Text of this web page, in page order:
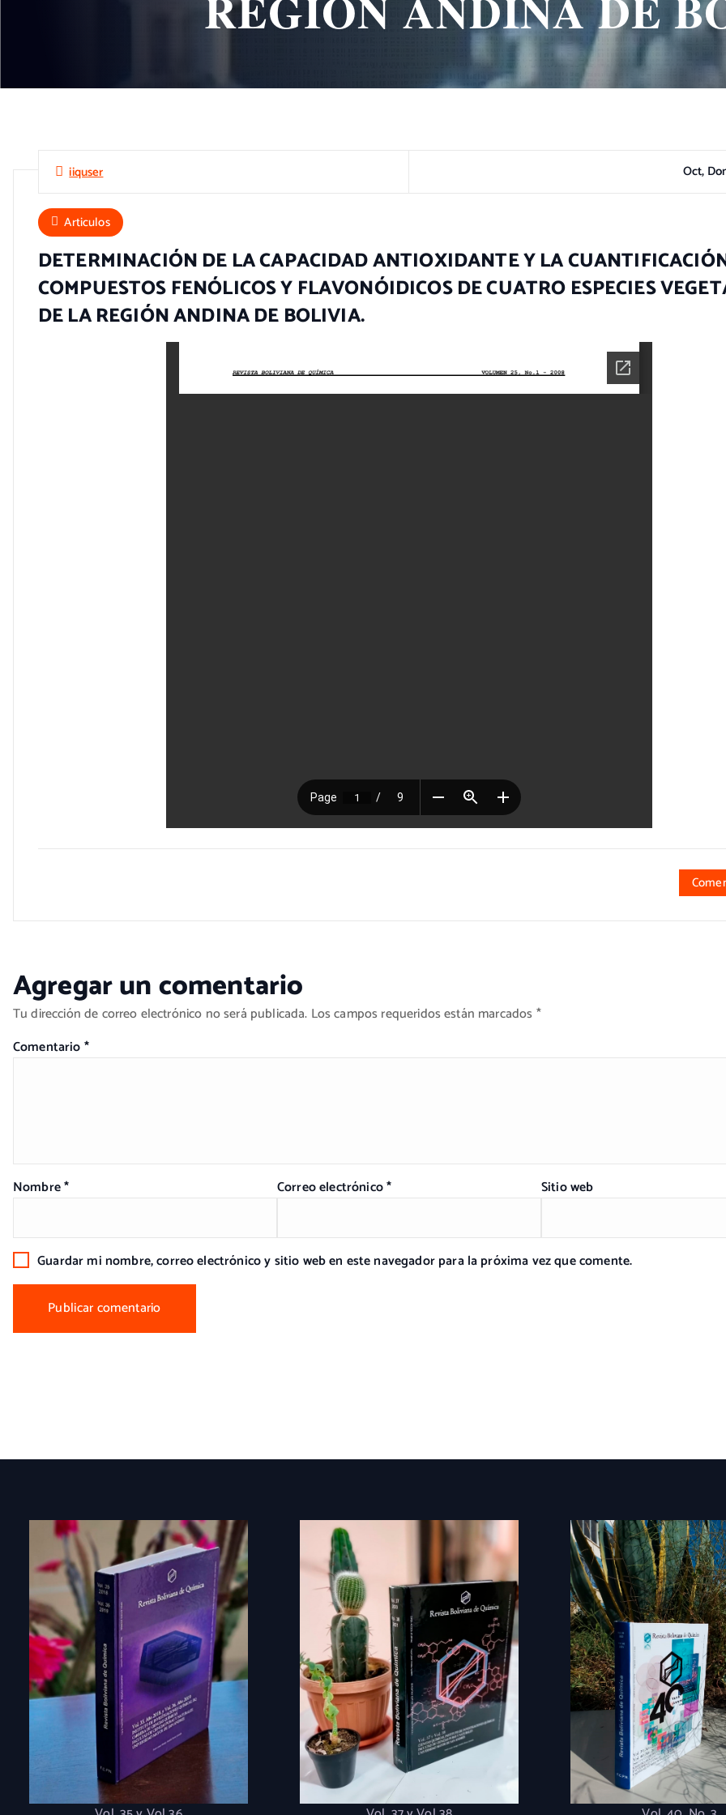
iiquser Oct,
Articulos
DETERMINACIÓN DE LA CAPACIDAD ANTIOXIDANTE Y LA
COMPUESTOS FENÓLICOS Y FLAVONÓIDICOS DE CUATRO ESPECIES
DE LA REGIÓN ANDINA DE BOLIVIA.
Agregar un comentario
Tu dirección de correo electrónico no será publicada. Los campos requeridos están marcados*
Comentario*
Nombre* Correo electrónico* Sitio web
Guardar mi nombre, correo electrónico y sitio web en este navegador para la próxima vez que comente.